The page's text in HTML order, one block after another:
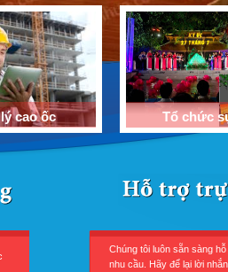
cao ốc Tổ chức
Chúng tôi luôn sẵn sàng
nhu cầu. Hãy để lại lời